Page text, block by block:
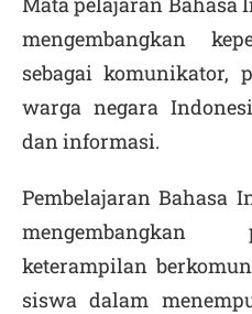
mengembangkan
sebagai komunikator,
warga negara
dan informasi.
Pembelajaran Bahasa
mengembangkan
keterampilan
siswa dalam